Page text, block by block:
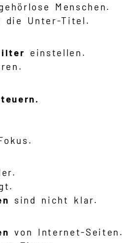
Menschen.
die Unter-Titel.
einstellen.
sind nicht klar.
von Internet-Seiten.